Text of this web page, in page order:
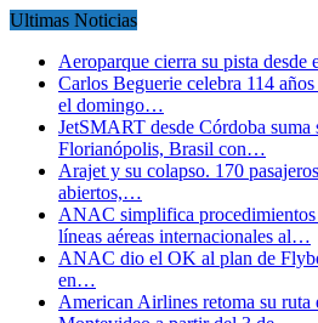
Ultimas Noticias
Aeroparque cierra su pista
Carlos Beguerie celebra 114
el domingo…
JetSMART desde Córdoba suma
Florianópolis, Brasil con…
Arajet y su colapso. 170
abiertos,…
ANAC simplifica procedimientos
líneas aéreas internacionales al…
ANAC dio el OK al plan de
en…
American Airlines retoma su ruta